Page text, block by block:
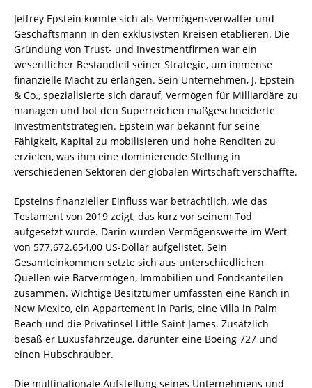
Jeffrey Epstein konnte sich als Vermögensverwalter und
Geschäftsmann in den exklusivsten Kreisen etablieren. Die
Gründung von Trust- und Investmentfirmen war ein
wesentlicher Bestandteil seiner Strategie, um immense
finanzielle Macht zu erlangen. Sein Unternehmen, J. Epstein
& Co., spezialisierte sich darauf, Vermögen für Milliardäre zu
managen und bot den Superreichen maßgeschneiderte
Investmentstrategien. Epstein war bekannt für seine
Fähigkeit, Kapital zu mobilisieren und hohe Renditen zu
erzielen, was ihm eine dominierende Stellung in
verschiedenen Sektoren der globalen Wirtschaft verschaffte.
Epsteins finanzieller Einfluss war beträchtlich, wie das
Testament von 2019 zeigt, das kurz vor seinem Tod
aufgesetzt wurde. Darin wurden Vermögenswerte im Wert
von 577.672.654,00 US-Dollar aufgelistet. Sein
Gesamteinkommen setzte sich aus unterschiedlichen
Quellen wie Barvermögen, Immobilien und Fondsanteilen
zusammen. Wichtige Besitztümer umfassten eine Ranch in
New Mexico, ein Appartement in Paris, eine Villa in Palm
Beach und die Privatinsel Little Saint James. Zusätzlich
besaß er Luxusfahrzeuge, darunter eine Boeing 727 und
einen Hubschrauber.
Die multinationale Aufstellung seines Unternehmens und